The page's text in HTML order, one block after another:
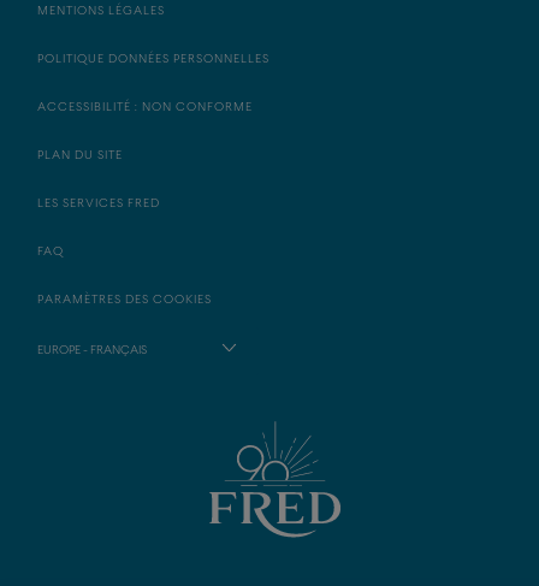
MENTIONS LÉGALES
POLITIQUE DONNÉES PERSONNELLES
ACCESSIBILITÉ : NON CONFORME
PLAN DU SITE
LES SERVICES FRED
FAQ
PARAMÈTRES DES COOKIES
EUROPE - FRANÇAIS